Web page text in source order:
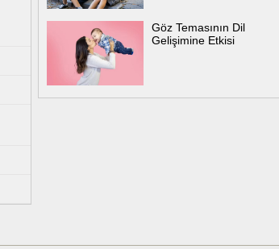
Göz Temasının Dil
Gelişimine Etkisi